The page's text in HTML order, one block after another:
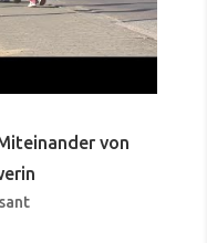
von